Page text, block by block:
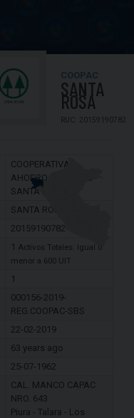
COOPAC
SANTA
ROSA
RUC: 20159190782
COOPERATIVA
AHORRO Y CREDITO
SANTA ROSA
SANTA ROSA
20159190782
1 Activos Totales: Igual o
menor a 600 UIT
1
000156-2019-
REG.COOPAC-SBS
22-02-2019
63 years ago
25-07-1962
CAL. MANCO CAPAC
NRO. 643
Piura - Talara - Los